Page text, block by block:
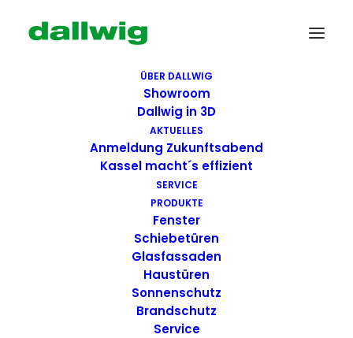
ÜBER DALLWIG
Showroom
Dallwig in 3D
AKTUELLES
Anmeldung Zukunftsabend
Kassel macht´s effizient
SERVICE
PRODUKTE
Fenster
Schiebetüren
Glasfassaden
Haustüren
Sonnenschutz
Brandschutz
Service
Wir suchen Dich!
Dallwig bietet
Perspektive